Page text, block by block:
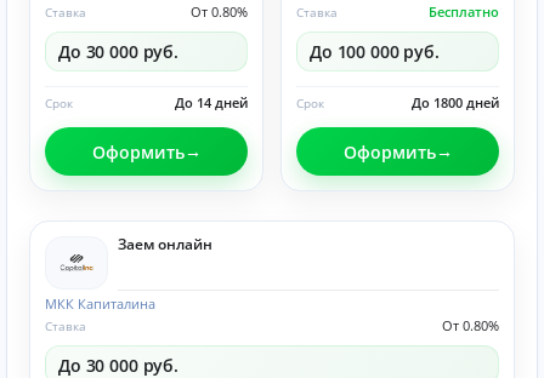
От 0.80%
Ставка
До 30 000 руб.
До 14 дней
Срок
Оформить
Бесплатно
Ставка
До 100 000 руб.
До 1800 дней
Срок
Оформить
Заем онлайн
МКК Капиталина
От 0.80%
Ставка
До 30 000 руб.